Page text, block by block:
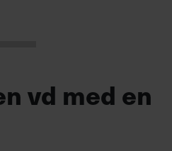
vd med en